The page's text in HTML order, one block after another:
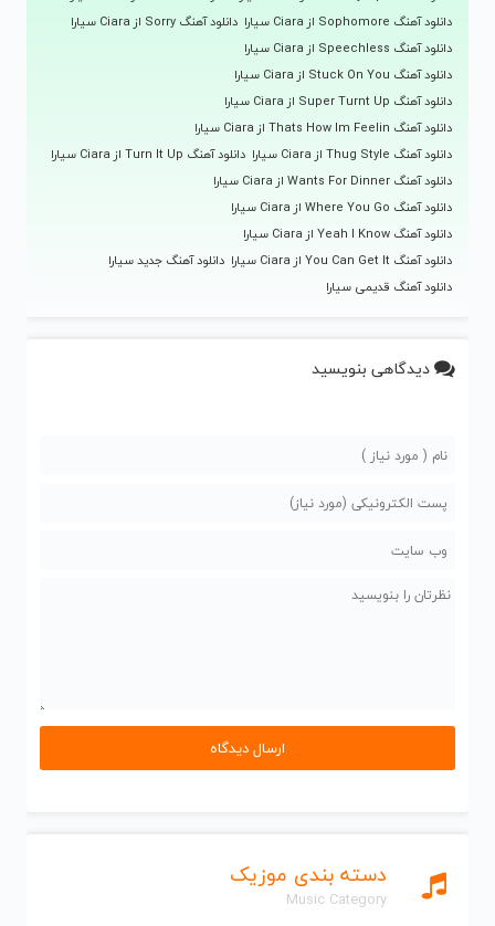
دسته بندی موزیک
Music Category
دانلود آهنگ Sophomore از Ciara سیارا
دانلود آهنگ Sorry از Ciara سیارا
دانلود آهنگ Speechless از Ciara سیارا
دانلود آهنگ Stuck On You از Ciara سیارا
دانلود آهنگ Super Turnt Up از Ciara سیارا
دانلود آهنگ Thats How Im Feelin از Ciara سیارا
دانلود آهنگ Thug Style از Ciara سیارا
دانلود آهنگ Turn It Up از Ciara سیارا
دانلود آهنگ Wants For Dinner از Ciara سیارا
دانلود آهنگ Where You Go از Ciara سیارا
دانلود آهنگ Yeah I Know از Ciara سیارا
دانلود آهنگ You Can Get It از Ciara سیارا
دانلود آهنگ جدید سیارا
دانلود آهنگ قدیمی سیارا
دیدگاهی بنویسید